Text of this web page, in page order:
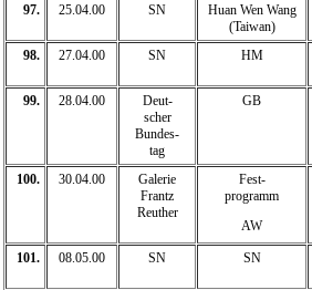
97. 25.04.00 SN
Huan Wen Wang
(Taiwan)
98.
27.04.00 SN HM
99.
28.04.00
Deut-
scher
Bundes-
tag
GB
100. 30.04.00
Galerie
Frantz
Reuther
Fest-
programm
AW
101.
08.05.00 SN SN